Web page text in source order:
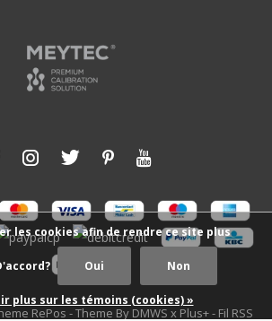
RePos - Theme By DMWS x Plus+- Fil RSS
les cookies afin de rendre ce site plus
Oui Non
plus sur les témoins (cookies) »